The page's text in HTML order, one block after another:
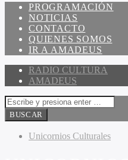
PROGRAMACIÓN
NOTICIAS
CONTACTO
QUIENES SOMOS
IR A AMADEUS
RADIO CULTURA
AMADEUS
Unicornios Culturales